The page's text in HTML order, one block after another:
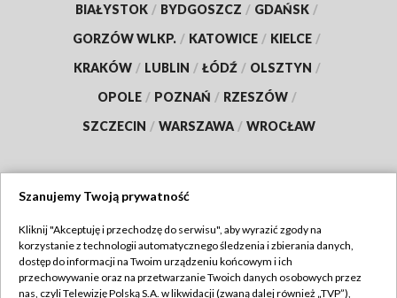
BIAŁYSTOK / BYDGOSZCZ / GDAŃSK /
GORZÓW WLKP. / KATOWICE / KIELCE /
KRAKÓW / LUBLIN / ŁÓDŹ / OLSZTYN /
OPOLE / POZNAŃ / RZESZÓW /
SZCZECIN / WARSZAWA / WROCŁAW
TVP
Abonament TVP
Regulamin TVP
Szanujemy Twoją prywatność
Kliknij "Akceptuję i przechodzę do serwisu", aby wyrazić zgody na
korzystanie z technologii automatycznego śledzenia i zbierania danych,
dostęp do informacji na Twoim urządzeniu końcowym i ich
przechowywanie oraz na przetwarzanie Twoich danych osobowych przez
nas, czyli Telewizję Polską S.A. w likwidacji (zwaną dalej również „TVP”),